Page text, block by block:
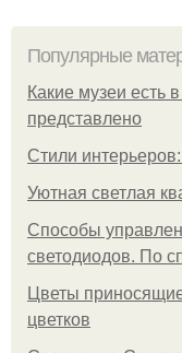
Популярные
Какие музеи есть
представлено
Стили
Уютная светлая
Способы
светодиодов. По
Цветы
цветков